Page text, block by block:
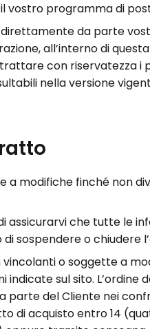
vostro programma di
da parte
all’interno di
con riservatezza i
nella versione
modifiche finché non
assicurarvi che tutte le
sospendere o chiudere
o soggette a
sul sito.
del Cliente nei
di acquisto entro 14